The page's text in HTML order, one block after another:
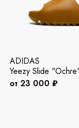
ADIDAS
Yeezy Slide
от 23 000 ₽